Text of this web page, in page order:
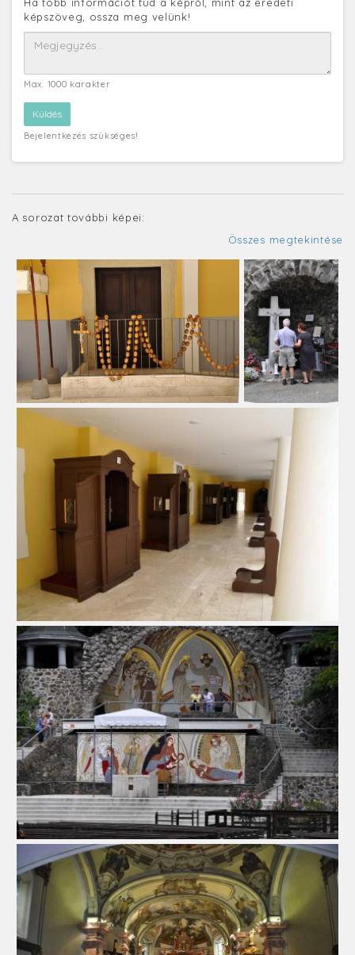
Ha több információt tud a képről, mint az eredeti
képszöveg, ossza meg velünk!
Max. 1000 karakter
Bejelentkezés szükséges!
A sorozat további képei:
Összes megtekintése